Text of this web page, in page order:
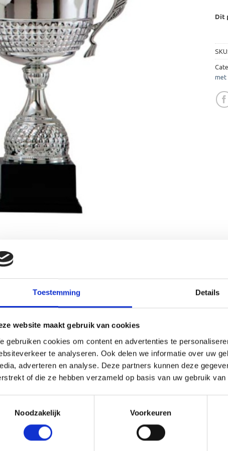
Toestemming Details
website maakt gebruik van cookies
gebruiken cookies om content en advertenties te
te analyseren. Ook delen we informatie over uw
adverteren en analyse. Deze partners kunnen deze
of die ze hebben verzameld op basis van uw gebruik
Noodzakelijk
Voorkeuren
Dit
SKU:
met
BEOORDELINGEN (0)
beker met oren heeft een grote voet en is daarom zeer
of als een leuk cadeau om uit te reiken. We kunnen
aluminium plaatje.Op de beker zelf kunnen we een door
logo of afbeelding. Deze kun je uploaden via het menu